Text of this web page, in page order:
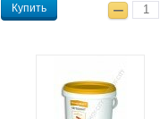
Купить